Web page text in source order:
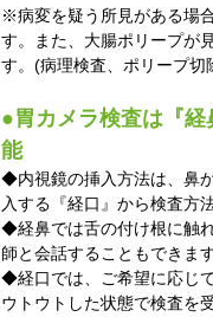
※病変を疑う所見がある場
す。また、大腸ポリープが
す。(病理検査、ポリープ
●胃カメラ検査は『
能
◆内視鏡の挿入方法は、鼻
入する『経口』から検査方
◆経鼻では舌の付け根に触
師と会話することもできま
◆経口では、ご希望に応じ
ウトウトした状態で検査を